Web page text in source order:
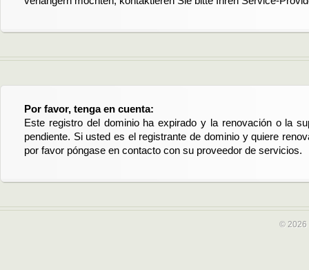
Por favor, tenga en cuenta:
Este registro del dominio ha expirado y la renovación o la
pendiente. Si usted es el registrante de dominio y quiere
por favor póngase en contacto con su proveedor de servicios.
© 2026